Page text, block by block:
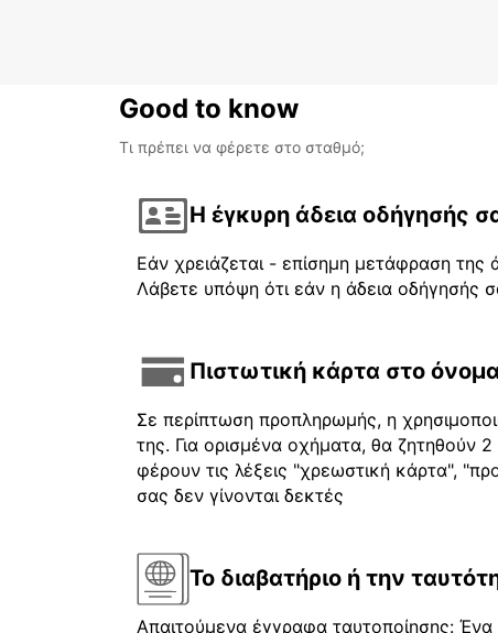
Good to know
Τι πρέπει να φέρετε στο σταθμό;
Η έγκυρη άδεια οδήγησής
Εάν χρειάζεται - επίσημη μετάφραση της
Λάβετε υπόψη ότι εάν η άδεια οδήγησής
Πιστωτική κάρτα στο
Σε περίπτωση προπληρωμής, η
της. Για ορισμένα οχήματα, θα ζητηθούν
φέρουν τις λέξεις "χρεωστική κάρτα",
σας δεν γίνονται δεκτές
Το διαβατήριο ή την
Απαιτούμενα έγγραφα ταυτοποίησης: